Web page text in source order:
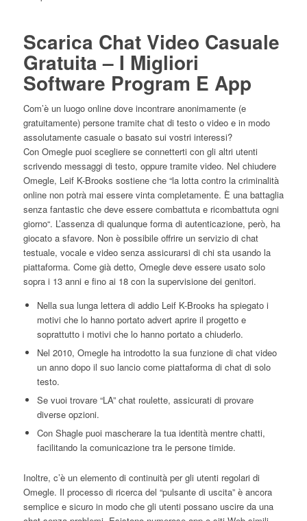
Scarica Chat Video Casuale
Gratuita – I Migliori
Software Program E App
Com’è un luogo online dove incontrare anonimamente (e
gratuitamente) persone tramite chat di testo o video e in modo
assolutamente casuale o basato sui vostri interessi?
Con Omegle puoi scegliere se connetterti con gli altri utenti
scrivendo messaggi di testo, oppure tramite video. Nel chiudere
Omegle, Leif K-Brooks sostiene che “la lotta contro la criminalità
online non potrà mai essere vinta completamente. È una battaglia
senza fantastic che deve essere combattuta e ricombattuta ogni
giorno“. L’assenza di qualunque forma di autenticazione, però, ha
giocato a sfavore. Non è possibile offrire un servizio di chat
testuale, vocale e video senza assicurarsi di chi sta usando la
piattaforma. Come già detto, Omegle deve essere usato solo
sopra i 13 anni e fino ai 18 con la supervisione dei genitori.
Nella sua lunga lettera di addio Leif K-Brooks ha spiegato i
motivi che lo hanno portato advert aprire il progetto e
soprattutto i motivi che lo hanno portato a chiuderlo.
Nel 2010, Omegle ha introdotto la sua funzione di chat video
un anno dopo il suo lancio come piattaforma di chat di solo
testo.
Se vuoi trovare “LA” chat roulette, assicurati di provare
diverse opzioni.
Con Shagle puoi mascherare la tua identità mentre chatti,
facilitando la comunicazione tra le persone timide.
Inoltre, c’è un elemento di continuità per gli utenti regolari di
Omegle. Il processo di ricerca del “pulsante di uscita” è ancora
semplice e sicuro in modo che gli utenti possano uscire da una